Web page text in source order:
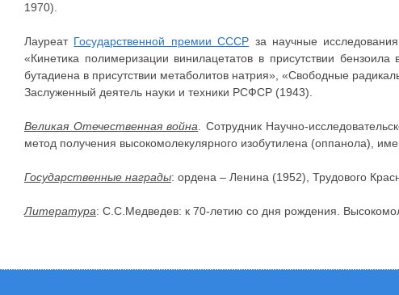
1970).
Лауреат Государственной премии СССР за научные
«Кинетика полимеризации винилацетатов в присутствии
бутадиена в присутствии метаболитов натрия», «Свободные
Заслуженный деятель науки и техники РСФСР (1943).
Великая Отечественная война . Сотрудник Научно-
метод получения высокомолекулярного изобутилена (оппанола),
Государственные награды: ордена – Ленина (1952), Трудового
Литература: С.С.Медведев: к 70-летию со дня рождения.